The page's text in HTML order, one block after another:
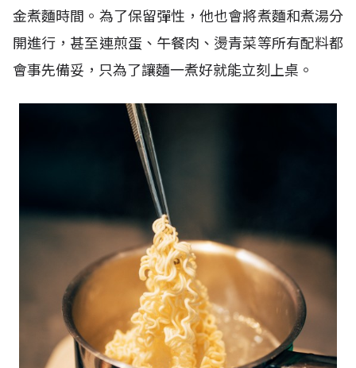
金煮麵時間。為了保留彈性，他也會將煮麵和煮湯分
開進行，甚至連煎蛋、午餐肉、燙青菜等所有配料都
會事先備妥，只為了讓麵一煮好就能立刻上桌。